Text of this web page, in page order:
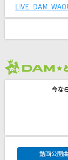
DUA・
Chevon
灰色と青(+菅
あなたに逢い
レディメイド
LIVE DAM WAO!
今な
動画公開